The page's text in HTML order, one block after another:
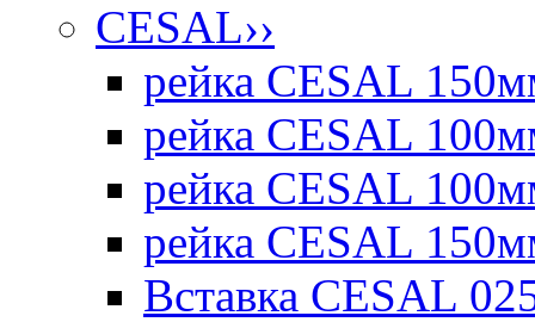
CESAL››
рейка CESAL
рейка CESAL
рейка CESAL
рейка CESAL
Вставка CESAL